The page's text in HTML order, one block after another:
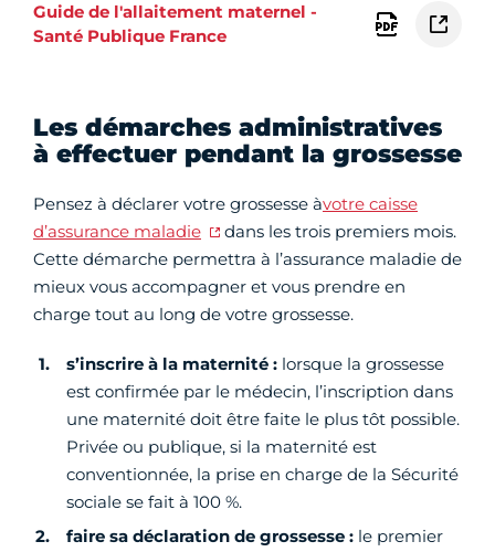
Guide de l'allaitement maternel -
Santé Publique France
Les démarches administratives
à effectuer pendant la grossesse
Pensez à déclarer votre grossesse àvotre caisse
d’assurance maladie
dans les trois premiers mois.
Cette démarche permettra à l’assurance maladie de
mieux vous accompagner et vous prendre en
charge tout au long de votre grossesse.
s’inscrire à la maternité : lorsque la grossesse
est confirmée par le médecin, l’inscription dans
une maternité doit être faite le plus tôt possible.
Privée ou publique, si la maternité est
conventionnée, la prise en charge de la Sécurité
sociale se fait à 100 %.
faire sa déclaration de grossesse : le premier